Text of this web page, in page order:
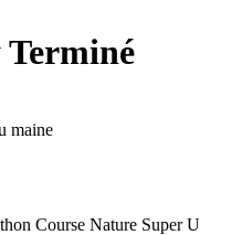
Terminé
maine
Course Nature Super U